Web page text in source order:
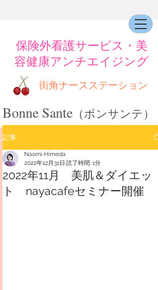
街角ナースステーション
Bonne Sante （ボンサンテ）
​保険外看護サービス・美
容健康アンチエイジング
記事
2022年11月 美肌＆ダイエッ
ト nayacafeセミナー開催
Naomi Himeda
2022年12月31日 読了時間: 1分